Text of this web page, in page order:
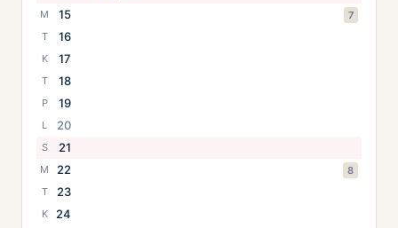
M
15
7
T
16
K 17
T 18
P 19
L 20
S 21
M 22
8
T
23
K 24